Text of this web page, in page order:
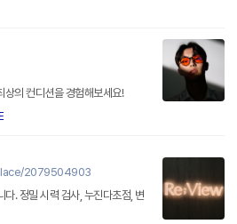
의 컨디션을 경험해보세요!
2079504903
. 정밀 시력 검사, 누진다초점, 변